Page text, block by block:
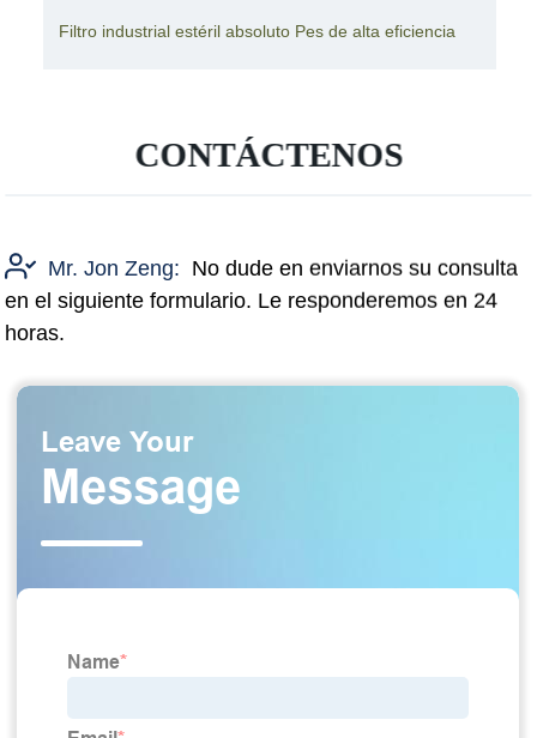
Filtro industrial estéril absoluto Pes de alta eficiencia
CONTÁCTENOS
Mr. Jon Zeng: No dude en enviarnos su consulta
en el siguiente formulario. Le responderemos en 24
horas.